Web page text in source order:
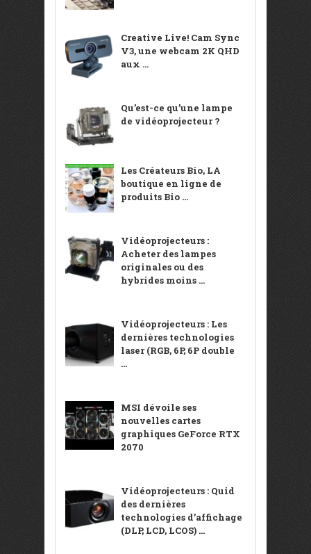
Creative Live! Cam Sync
V3, une webcam 2K QHD
aux ...
Qu’est-ce qu’une lampe
de vidéoprojecteur ?
Les Créateurs Bio, LA
boutique en ligne de
produits Bio ...
Vidéoprojecteurs :
Acheter des lampes
originales ou des
hybrides moins ...
Vidéoprojecteurs : Les
dernières technologies
laser (RGB, 6P, 6P double
...
MSI dévoile ses
nouvelles cartes
graphiques GeForce RTX
2070
Vidéoprojecteurs : Quid
des dernières
technologies d’affichage
(DLP, LCD, LCOS) ...